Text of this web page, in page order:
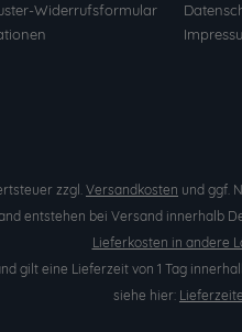
Widerrufsformular
zzgl. Versandkosten und ggf.
entstehen bei Versand innerhalb
Lieferkosten in andere
gilt eine Lieferzeit von 1 Tag
siehe hier: